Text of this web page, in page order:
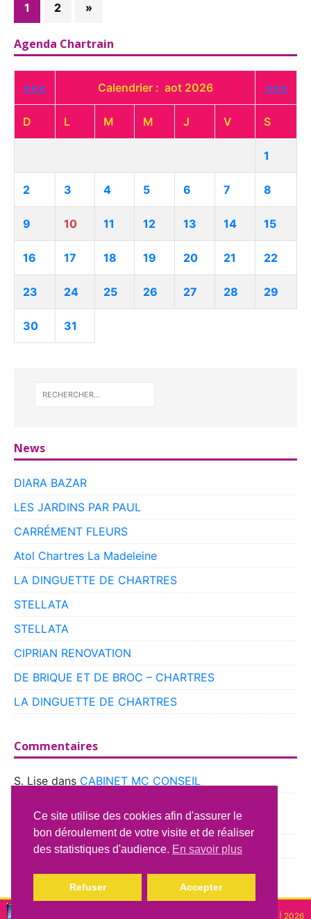
1 2 »
Agenda Chartrain
<<< Calendrier : aot 2026 >>>
D L M M J V S
1
2 3 4 5 6 7 8
9 10 11 12 13 14 15
16 17 18 19 20 21 22
23 24 25 26 27 28 29
30 31
News
DIARA BAZAR
LES JARDINS PAR PAUL
CARRÉMENT FLEURS
Atol Chartres La Madeleine
LA DINGUETTE DE CHARTRES
STELLATA
STELLATA
CIPRIAN RENOVATION
DE BRIQUE ET DE BROC – CHARTRES
LA DINGUETTE DE CHARTRES
Commentaires
S. Lise dans CABINET MC CONSEIL
BEAUCE
Richard LaverydansATELIER DU CAMPING CAR
Copyright © lindispensable | 2026
Ce site utilise des cookies afin d'assurer le
bon déroulement de votre visite et de réaliser
des statistiques d'audience. En savoir plus
Refuser Accepter